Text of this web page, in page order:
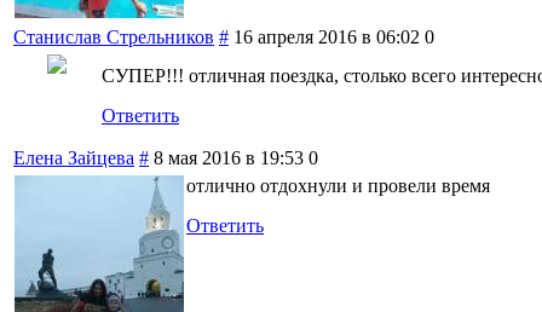
Станислав Стрельников # 16 апреля 2016 в 06:02 0
СУПЕР!!! отличная поездка, столько всего
Ответить
Елена Зайцева # 8 мая 2016 в 19:53 0
отлично отдохнули и провели время
Ответить